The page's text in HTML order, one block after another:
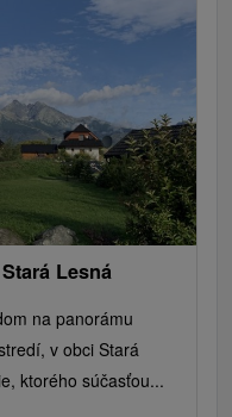
Lesná
na panorámu
v obci Stará
ktorého súčasťou...